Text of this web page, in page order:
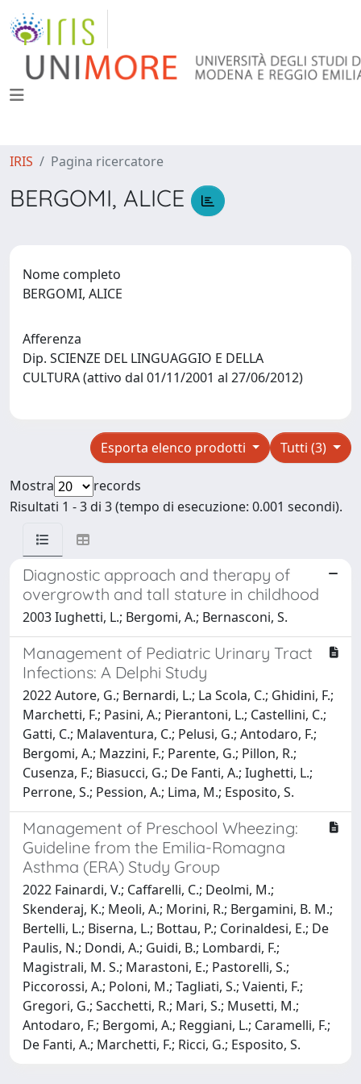
IRIS Pagina ricercatore
BERGOMI, ALICE
Nome completo
BERGOMI, ALICE
Afferenza
Dip. SCIENZE DEL LINGUAGGIO E DELLA
CULTURA (attivo dal 01/11/2001 al 27/06/2012)
Tutti (3)
Esporta elenco prodotti
Mostra
records
Risultati 1 - 3 di 3 (tempo di esecuzione: 0.001 secondi).
Diagnostic approach and therapy of
overgrowth and tall stature in childhood
2003 Iughetti, L.; Bergomi, A.; Bernasconi, S.
Management of Pediatric Urinary Tract
Infections: A Delphi Study
2022 Autore, G.; Bernardi, L.; La Scola, C.; Ghidini, F.;
Marchetti, F.; Pasini, A.; Pierantoni, L.; Castellini, C.;
Gatti, C.; Malaventura, C.; Pelusi, G.; Antodaro, F.;
Bergomi, A.; Mazzini, F.; Parente, G.; Pillon, R.;
Cusenza, F.; Biasucci, G.; De Fanti, A.; Iughetti, L.;
Perrone, S.; Pession, A.; Lima, M.; Esposito, S.
Management of Preschool Wheezing:
Guideline from the Emilia-Romagna
Asthma (ERA) Study Group
2022 Fainardi, V.; Caffarelli, C.; Deolmi, M.;
Skenderaj, K.; Meoli, A.; Morini, R.; Bergamini, B. M.;
Bertelli, L.; Biserna, L.; Bottau, P.; Corinaldesi, E.; De
Paulis, N.; Dondi, A.; Guidi, B.; Lombardi, F.;
Magistrali, M. S.; Marastoni, E.; Pastorelli, S.;
Piccorossi, A.; Poloni, M.; Tagliati, S.; Vaienti, F.;
Gregori, G.; Sacchetti, R.; Mari, S.; Musetti, M.;
Antodaro, F.; Bergomi, A.; Reggiani, L.; Caramelli, F.;
De Fanti, A.; Marchetti, F.; Ricci, G.; Esposito, S.